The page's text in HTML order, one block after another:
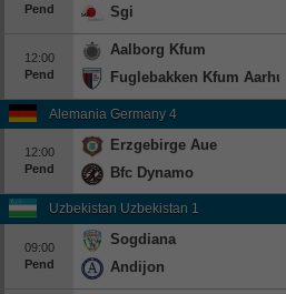
Pend
Sgi
12:00
Pend
Aalborg Kfum
Fuglebakken Kfum Aarhus
Alemania Germany 4
12:00
Pend
Erzgebirge Aue
Bfc Dynamo
Uzbekistan Uzbekistan 1
09:00
Pend
Sogdiana
Andijon